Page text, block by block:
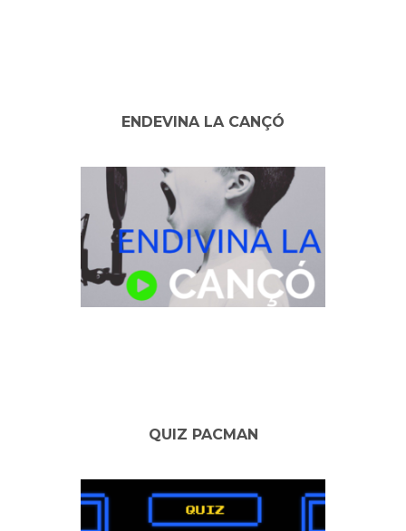
ENDEVINA LA CANÇÓ
QUIZ PACMAN